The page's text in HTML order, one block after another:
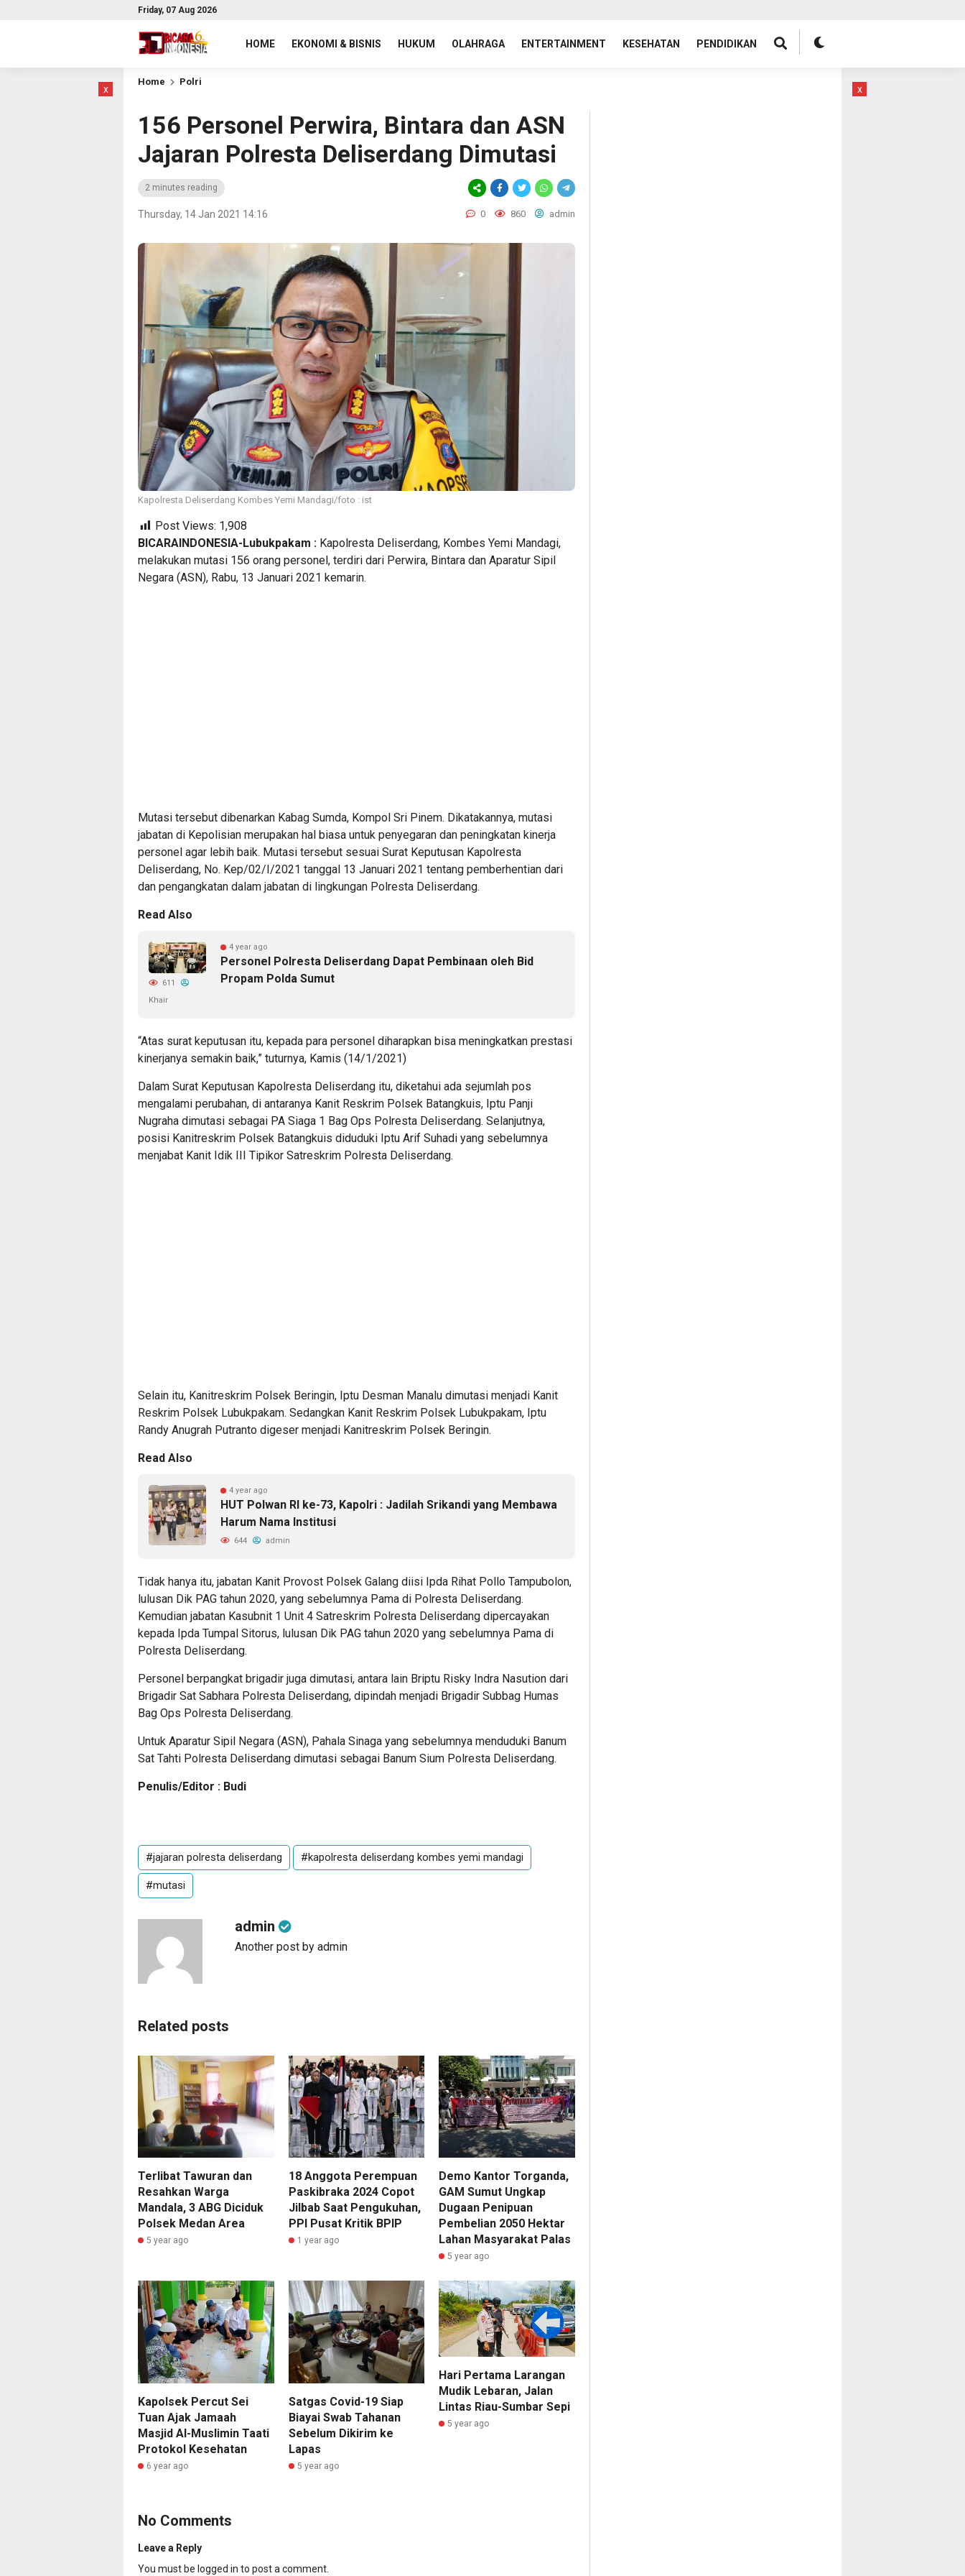
Friday, 07 Aug 2026
HOME EKONOMI & BISNIS HUKUM OLAHRAGA ENTERTAINMENT KESEHATAN PENDIDIKAN
x
Home Polri
156 Personel Perwira, Bintara dan ASN
Jajaran Polresta Deliserdang Dimutasi
2 minutes reading
Thursday, 14 Jan 2021 14:16 0 860 admin
Kapolresta Deliserdang Kombes Yemi Mandagi/foto : ist
Post Views: 1,908
BICARAINDONESIA-Lubukpakam : Kapolresta Deliserdang, Kombes Yemi Mandagi,
melakukan mutasi 156 orang personel, terdiri dari Perwira, Bintara dan Aparatur Sipil
Negara (ASN), Rabu, 13 Januari 2021 kemarin.
Mutasi tersebut dibenarkan Kabag Sumda, Kompol Sri Pinem. Dikatakannya, mutasi
jabatan di Kepolisian merupakan hal biasa untuk penyegaran dan peningkatan kinerja
personel agar lebih baik. Mutasi tersebut sesuai Surat Keputusan Kapolresta
Deliserdang, No. Kep/02/I/2021 tanggal 13 Januari 2021 tentang pemberhentian dari
dan pengangkatan dalam jabatan di lingkungan Polresta Deliserdang.
Read Also
4 year ago
Personel Polresta Deliserdang Dapat Pembinaan oleh Bid
Propam Polda Sumut
611
Khair
“Atas surat keputusan itu, kepada para personel diharapkan bisa meningkatkan prestasi
kinerjanya semakin baik,” tuturnya, Kamis (14/1/2021)
Dalam Surat Keputusan Kapolresta Deliserdang itu, diketahui ada sejumlah pos
mengalami perubahan, di antaranya Kanit Reskrim Polsek Batangkuis, Iptu Panji
Nugraha dimutasi sebagai PA Siaga 1 Bag Ops Polresta Deliserdang. Selanjutnya,
posisi Kanitreskrim Polsek Batangkuis diduduki Iptu Arif Suhadi yang sebelumnya
menjabat Kanit Idik III Tipikor Satreskrim Polresta Deliserdang.
Selain itu, Kanitreskrim Polsek Beringin, Iptu Desman Manalu dimutasi menjadi Kanit
Reskrim Polsek Lubukpakam. Sedangkan Kanit Reskrim Polsek Lubukpakam, Iptu
Randy Anugrah Putranto digeser menjadi Kanitreskrim Polsek Beringin.
Read Also
4 year ago
HUT Polwan RI ke-73, Kapolri : Jadilah Srikandi yang Membawa
Harum Nama Institusi
644 admin
Tidak hanya itu, jabatan Kanit Provost Polsek Galang diisi Ipda Rihat Pollo Tampubolon,
lulusan Dik PAG tahun 2020, yang sebelumnya Pama di Polresta Deliserdang.
Kemudian jabatan Kasubnit 1 Unit 4 Satreskrim Polresta Deliserdang dipercayakan
kepada Ipda Tumpal Sitorus, lulusan Dik PAG tahun 2020 yang sebelumnya Pama di
Polresta Deliserdang.
Personel berpangkat brigadir juga dimutasi, antara lain Briptu Risky Indra Nasution dari
Brigadir Sat Sabhara Polresta Deliserdang, dipindah menjadi Brigadir Subbag Humas
Bag Ops Polresta Deliserdang.
Untuk Aparatur Sipil Negara (ASN), Pahala Sinaga yang sebelumnya menduduki Banum
Sat Tahti Polresta Deliserdang dimutasi sebagai Banum Sium Polresta Deliserdang.
Penulis/Editor : Budi
#jajaran polresta deliserdang #kapolresta deliserdang kombes yemi mandagi
#mutasi
admin
Another post by admin
Related posts
Terlibat Tawuran dan
Resahkan Warga
Mandala, 3 ABG Diciduk
Polsek Medan Area
5 year ago
18 Anggota Perempuan
Paskibraka 2024 Copot
Jilbab Saat Pengukuhan,
PPI Pusat Kritik BPIP
1 year ago
Demo Kantor Torganda,
GAM Sumut Ungkap
Dugaan Penipuan
Pembelian 2050 Hektar
Lahan Masyarakat Palas
5 year ago
Kapolsek Percut Sei
Tuan Ajak Jamaah
Masjid Al-Muslimin Taati
Protokol Kesehatan
6 year ago
Satgas Covid-19 Siap
Biayai Swab Tahanan
Sebelum Dikirim ke
Lapas
5 year ago
Hari Pertama Larangan
Mudik Lebaran, Jalan
Lintas Riau-Sumbar Sepi
5 year ago
No Comments
Leave a Reply
You must be logged in to post a comment.
x